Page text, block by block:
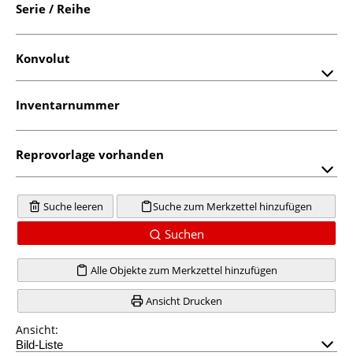
Serie / Reihe
Konvolut
Inventarnummer
Reprovorlage vorhanden
Suche leeren Suche zum Merkzettel hinzufügen
Suchen
Alle Objekte zum Merkzettel hinzufügen
Ansicht Drucken
Ansicht: